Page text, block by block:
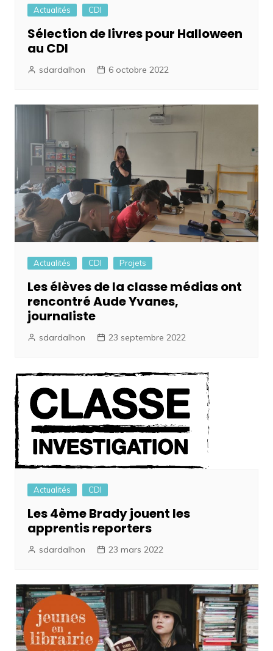
Actualités CDI
Sélection de livres pour Halloween
au CDI
sdardalhon 6 octobre 2022
Actualités CDI Projets
Les élèves de la classe médias ont
rencontré Aude Yvanes,
journaliste
sdardalhon 23 septembre 2022
Actualités CDI
Les 4ème Brady jouent les
apprentis reporters
sdardalhon 23 mars 2022